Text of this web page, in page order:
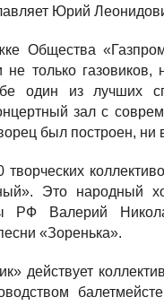
Юрий
Общества
не только
один из лучших
зал с
был построен, ни
Это народный
РФ Валерий
«Зоренька».
действует